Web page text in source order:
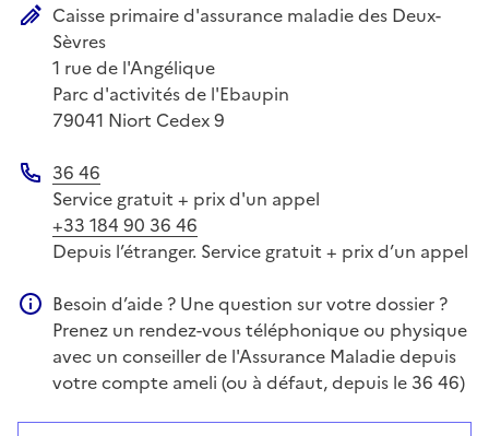
Adresse postale
Caisse primaire d'assurance maladie des Deux-
Sèvres
1 rue de l'Angélique
Parc d'activités de l'Ebaupin
79041 Niort Cedex 9
Téléphone
36 46
Service gratuit + prix d'un appel
+33 184 90 36 46
Depuis l’étranger. Service gratuit + prix d’un appel
Information complémentaire
Besoin d’aide ? Une question sur votre dossier ?
Prenez un rendez-vous téléphonique ou physique
avec un conseiller de l'Assurance Maladie depuis
votre compte ameli (ou à défaut, depuis le 36 46)